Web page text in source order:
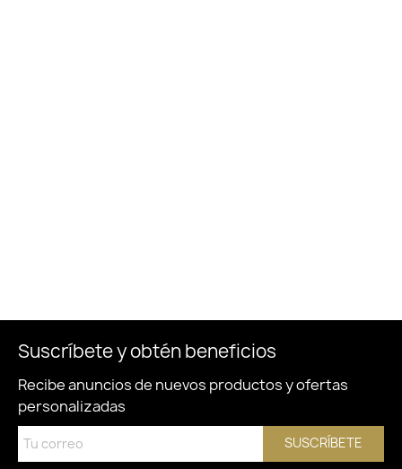
Suscríbete y obtén beneficios
Recibe anuncios de nuevos productos y ofertas
personalizadas
SUSCRÍBETE